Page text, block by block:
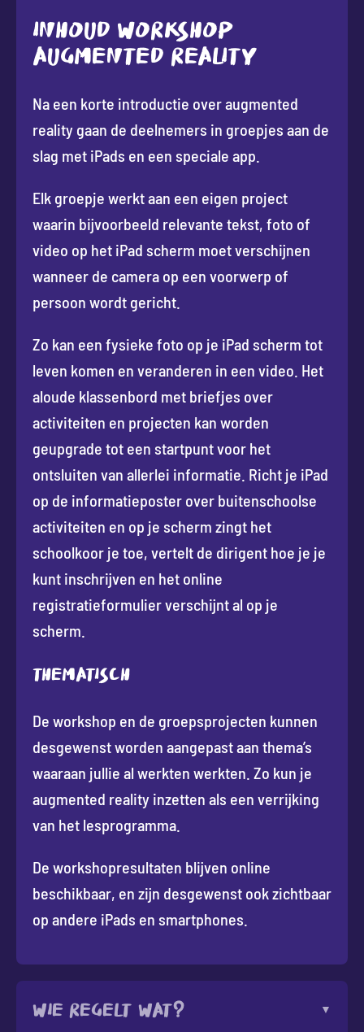
INHOUD WORKSHOP
AUGMENTED REALITY
Na een korte introductie over augmented
reality gaan de deelnemers in groepjes aan de
slag met iPads en een speciale app.
Elk groepje werkt aan een eigen project
waarin bijvoorbeeld relevante tekst, foto of
video op het iPad scherm moet verschijnen
wanneer de camera op een voorwerp of
persoon wordt gericht.
Zo kan een fysieke foto op je iPad scherm tot
leven komen en veranderen in een video. Het
aloude klassenbord met briefjes over
activiteiten en projecten kan worden
geupgrade tot een startpunt voor het
ontsluiten van allerlei informatie. Richt je iPad
op de informatieposter over buitenschoolse
activiteiten en op je scherm zingt het
schoolkoor je toe, vertelt de dirigent hoe je je
kunt inschrijven en het online
registratieformulier verschijnt al op je
scherm.
Thematisch
De workshop en de groepsprojecten kunnen
desgewenst worden aangepast aan thema’s
waaraan jullie al werkten werkten. Zo kun je
augmented reality inzetten als een verrijking
van het lesprogramma.
De workshopresultaten blijven online
beschikbaar, en zijn desgewenst ook zichtbaar
op andere iPads en smartphones.
Wie regelt wat?